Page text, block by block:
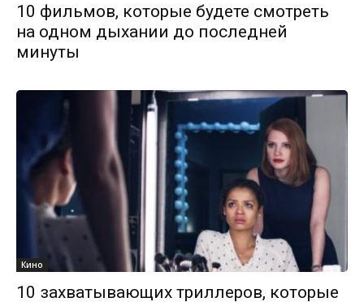
10 фильмов, которые будете смотреть
на одном дыхании до последней
минуты
Кино
10 захватывающих триллеров, которые